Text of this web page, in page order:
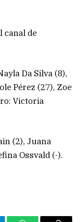
canal de
Da Silva (8),
Pérez (27), Zoe
Victoria
(2), Juana
Ossvald (-).